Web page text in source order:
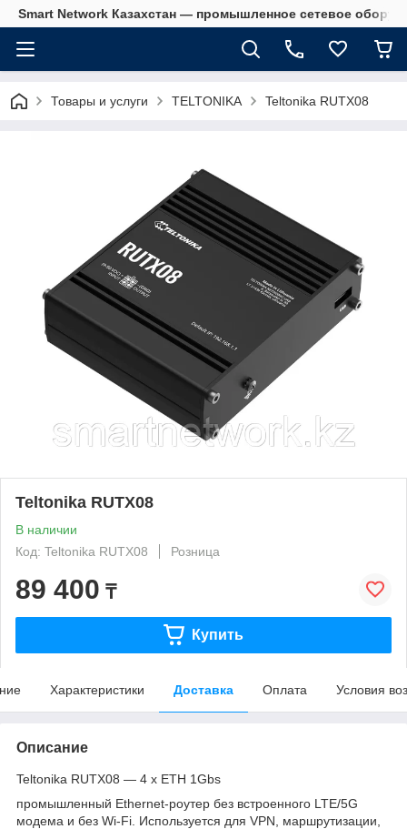
Smart Network Казахстан — промышленное сетевое
Товары и услуги TELTONIKA Teltonika RUTX08
Teltonika RUTX08
В наличии
Код: Teltonika RUTX08
Розница
89 400 ₸
Купить
Характеристики Доставка Оплата Условия
Описание
Teltonika RUTX08 — 4 x ETH 1Gbs
промышленный Ethernet-роутер без встроенного LTE/5G
модема и без Wi-Fi. Используется для VPN, маршрутизации,